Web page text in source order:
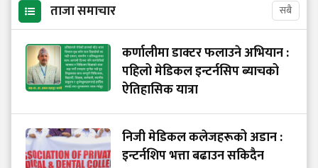
ताजा समाचार सबै
कर्णालीमा डाक्टर फलाउने अभियान :
पहिलो मेडिकल इन्टर्नसिप ब्याचको
ऐतिहासिक यात्रा
निजी मेडिकल कलेजहरूको अडान :
इन्टर्नशिप भत्ता बढाउन सकिदैन